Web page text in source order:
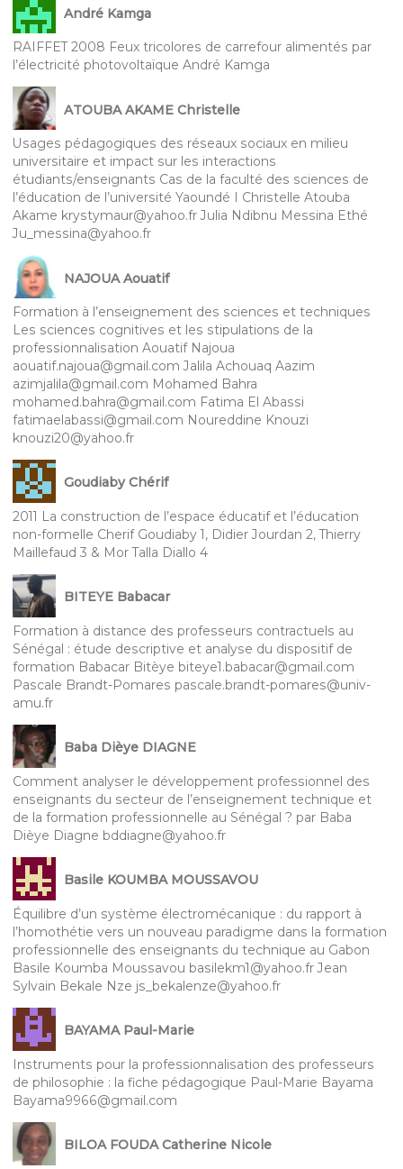
André Kamga
RAIFFET 2008 Feux tricolores de carrefour alimentés par
l’électricité photovoltaïque André Kamga
ATOUBA AKAME Christelle
Usages pédagogiques des réseaux sociaux en milieu
universitaire et impact sur les interactions
étudiants/enseignants Cas de la faculté des sciences de
l’éducation de l’université Yaoundé I Christelle Atouba
Akame krystymaur@yahoo.fr Julia Ndibnu Messina Ethé
Ju_messina@yahoo.fr
NAJOUA Aouatif
Formation à l’enseignement des sciences et techniques
Les sciences cognitives et les stipulations de la
professionnalisation Aouatif Najoua
aouatif.najoua@gmail.com Jalila Achouaq Aazim
azimjalila@gmail.com Mohamed Bahra
mohamed.bahra@gmail.com Fatima El Abassi
fatimaelabassi@gmail.com Noureddine Knouzi
knouzi20@yahoo.fr
Goudiaby Chérif
2011 La construction de l’espace éducatif et l’éducation
non-formelle Cherif Goudiaby 1, Didier Jourdan 2, Thierry
Maillefaud 3 & Mor Talla Diallo 4
BITEYE Babacar
Formation à distance des professeurs contractuels au
Sénégal : étude descriptive et analyse du dispositif de
formation Babacar Bitèye biteye1.babacar@gmail.com
Pascale Brandt-Pomares pascale.brandt-pomares@univ-
amu.fr
Baba Dièye DIAGNE
Comment analyser le développement professionnel des
enseignants du secteur de l’enseignement technique et
de la formation professionnelle au Sénégal ? par Baba
Dièye Diagne bddiagne@yahoo.fr
Basile KOUMBA MOUSSAVOU
Équilibre d’un système électromécanique : du rapport à
l’homothétie vers un nouveau paradigme dans la formation
professionnelle des enseignants du technique au Gabon
Basile Koumba Moussavou basilekm1@yahoo.fr Jean
Sylvain Bekale Nze js_bekalenze@yahoo.fr
BAYAMA Paul-Marie
Instruments pour la professionnalisation des professeurs
de philosophie : la fiche pédagogique Paul-Marie Bayama
Bayama9966@gmail.com
BILOA FOUDA Catherine Nicole